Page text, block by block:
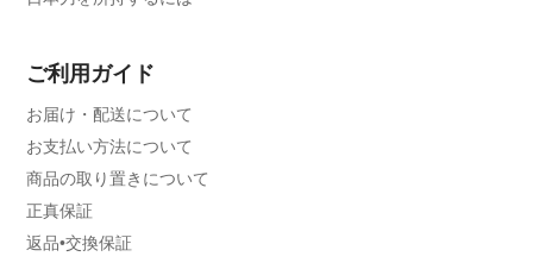
ご利用ガイド
お届け・配送について
お支払い方法について
商品の取り置きについて
正真保証
返品•交換保証